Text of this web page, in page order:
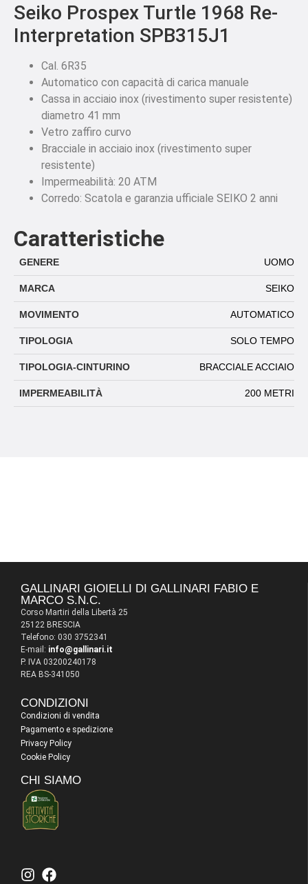
Seiko Prospex Turtle 1968 Re-
Interpretation SPB315J1
Cal. 6R35
Automatico con capacità di carica manuale
Cassa in acciaio inox (rivestimento super resistente)
diametro 41 mm
Vetro zaffiro curvo
Bracciale in acciaio inox (rivestimento super
resistente)
Impermeabilità: 20 ATM
Corredo: Scatola e garanzia ufficiale SEIKO 2 anni
Caratteristiche
GENERE UOMO
MARCA SEIKO
MOVIMENTO AUTOMATICO
TIPOLOGIA SOLO TEMPO
TIPOLOGIA-CINTURINO BRACCIALE ACCIAIO
IMPERMEABILITÀ 200 METRI
GALLINARI GIOIELLI DI GALLINARI FABIO E
MARCO S.N.C.
Corso Martiri della Libertà 25
25122 BRESCIA
Telefono: 030 3752341
E-mail: info@gallinari.it
P. IVA 03200240178
REA BS-341050
CONDIZIONI
Condizioni di vendita
Pagamento e spedizione
Privacy Policy
Cookie Policy
CHI SIAMO